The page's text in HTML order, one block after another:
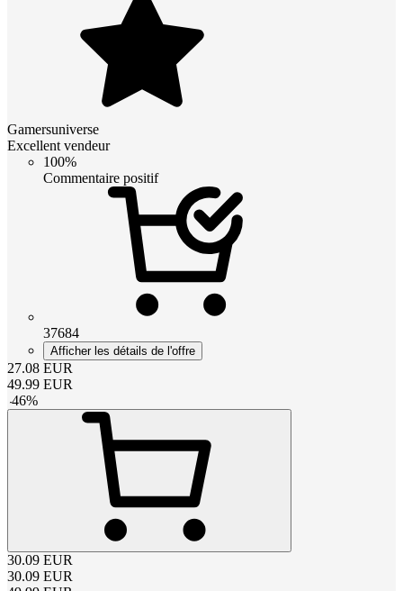
Gamersuniverse
Excellent vendeur
100%
Commentaire positif
37684
Afficher les détails de l'offre
27.08 EUR
49.99 EUR
-46%
30.09 EUR
30.09 EUR